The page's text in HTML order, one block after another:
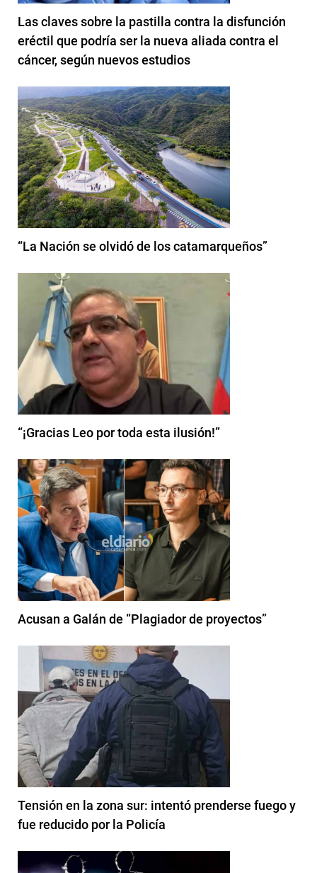
Las claves sobre la pastilla contra la disfunción
eréctil que podría ser la nueva aliada contra el
cáncer, según nuevos estudios
“La Nación se olvidó de los catamarqueños”
“¡Gracias Leo por toda esta ilusión!”
Acusan a Galán de “Plagiador de proyectos”
Tensión en la zona sur: intentó prenderse fuego y
fue reducido por la Policía